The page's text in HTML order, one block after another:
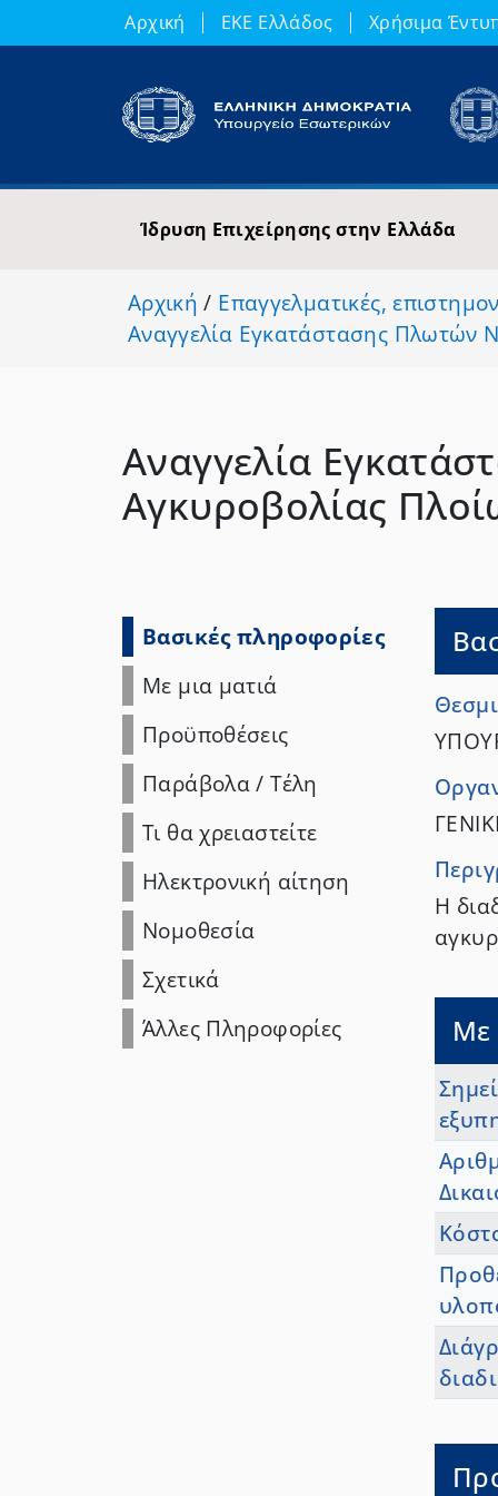
Αρχική ΕΚΕ Ελλάδος Χρήσιμα
Ίδρυση Επιχείρησης στην Ελλάδα
Αρχική / Επαγγελματικές,
Αναγγελία Εγκατάστασης Πλωτών
Αναγγελία
Αγκυροβολίας
Βασικές πληροφορίες
Με μια ματιά
Προϋποθέσεις
Παράβολα/Τέλη
Τι θα χρειαστείτε
Ηλεκτρονική αίτηση
Νομοθεσία
Σχετικά
Άλλες Πληροφορίες
Η
Με